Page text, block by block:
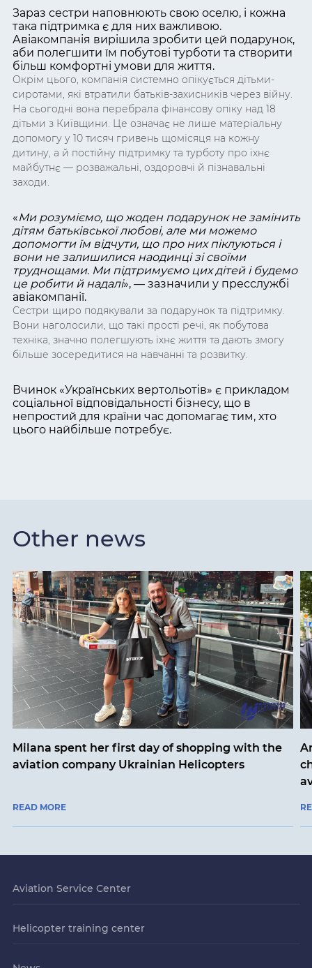
Зараз сестри наповнюють свою оселю, і кожна
така підтримка є для них важливою.
Авіакомпанія вирішила зробити цей подарунок,
аби полегшити їм побутові турботи та створити
більш комфортні умови для життя.
Окрім цього, компанія системно опікується дітьми-
сиротами, які втратили батьків-захисників через війну.
На сьогодні вона перебрала фінансову опіку над 18
дітьми з Київщини. Це означає не лише матеріальну
допомогу у 10 тисяч гривень щомісяця на кожну
дитину, а й постійну підтримку та турботу про їхнє
майбутнє — розважальні, оздоровчі й пізнавальні
заходи.
«Ми розуміємо, що жоден подарунок не замінить
дітям батьківської любові, але ми можемо
допомогти їм відчути, що про них піклуються і
вони не залишилися наодинці зі своїми
труднощами. Ми підтримуємо цих дітей і будемо
це робити й надалі», — зазначили у пресслужбі
авіакомпанії.
Сестри щиро подякували за подарунок та підтримку.
Вони наголосили, що такі прості речі, як побутова
техніка, значно полегшують їхнє життя та дають змогу
більше зосередитися на навчанні та розвитку.
Вчинок «Українських вертольотів» є прикладом
соціальної відповідальності бізнесу, що в
непростий для країни час допомагає тим, хто
цього найбільше потребує.
Other news
Milana spent her first day of shopping with the
aviation company Ukrainian Helicopters
READ MORE
Aviation Service Center
Helicopter training center